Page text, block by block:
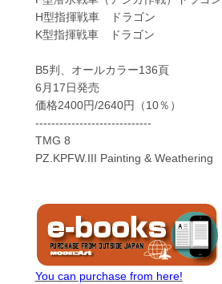
H型指揮戦車 ドラゴン
K型指揮戦車 ドラゴン
B5判、オールカラー136頁
6月17日発売
価格2400円/2640円（10％）
-----------------------------
TMG 8
PZ.KPFW.III Painting & Weathering
You can purchase from here!